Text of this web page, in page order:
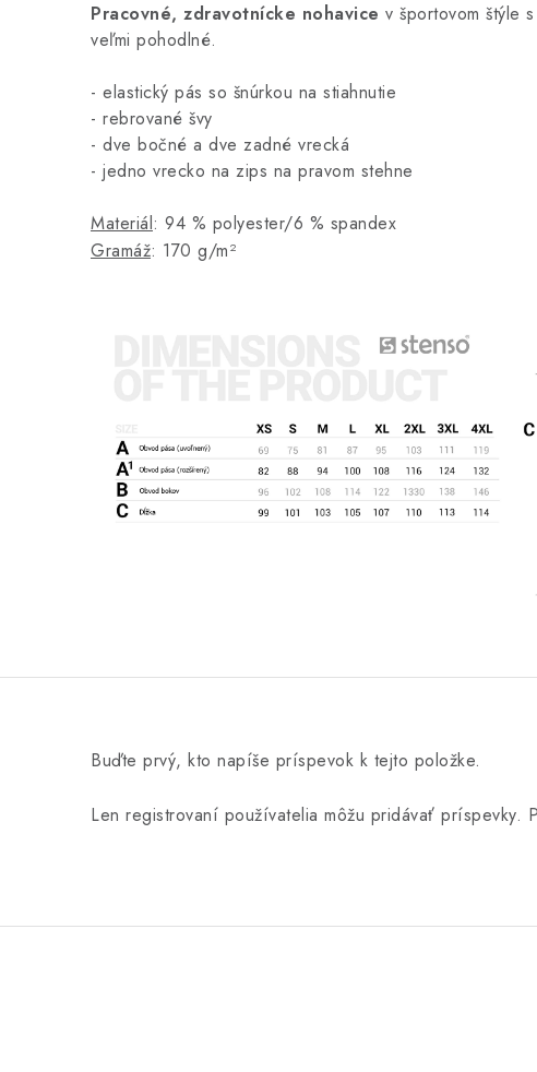
Pracovné, zdravotnícke nohavice v športovom štýle
veľmi pohodlné.
- elastický pás so šnúrkou na stiahnutie
- rebrované švy
- dve bočné a dve zadné vrecká
- jedno vrecko na zips na pravom stehne
Materiál: 94 % polyester/6 % spandex
Gramáž: 170 g/m²
Buďte prvý, kto napíše príspevok k tejto položke.
Len registrovaní používatelia môžu pridávať príspevky.